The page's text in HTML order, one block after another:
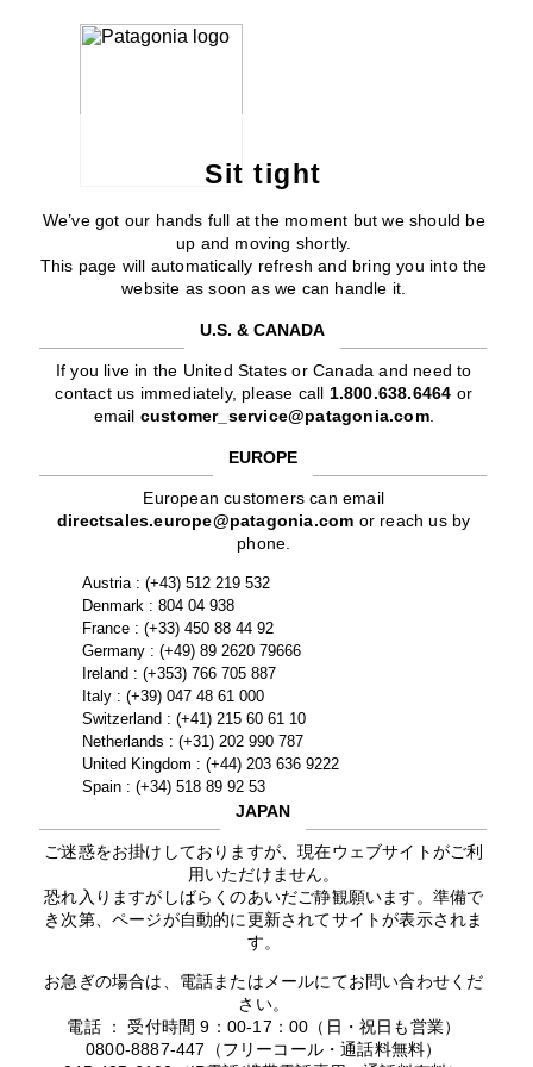
Sit tight
We’ve got our hands full at the moment but we should be
up and moving shortly.
This page will automatically refresh and bring you into the
website as soon as we can handle it.
U.S. & CANADA
If you live in the United States or Canada and need to
contact us immediately, please call 1.800.638.6464 or
email customer_service@patagonia.com.
EUROPE
European customers can email
directsales.europe@patagonia.com or reach us by
phone.
Austria : (+43) 512 219 532
Denmark : 804 04 938
France : (+33) 450 88 44 92
Germany : (+49) 89 2620 79666
Ireland : (+353) 766 705 887
Italy : (+39) 047 48 61 000
Switzerland : (+41) 215 60 61 10
Netherlands : (+31) 202 990 787
United Kingdom : (+44) 203 636 9222
Spain : (+34) 518 89 92 53
JAPAN
ご迷惑をお掛けしておりますが、現在ウェブサイトがご利
用いただけません。
恐れ入りますがしばらくのあいだご静観願います。準備で
き次第、ページが自動的に更新されてサイトが表示されま
す。
お急ぎの場合は、電話またはメールにてお問い合わせくだ
さい。
電話 ： 受付時間 9：00-17：00（日・祝日も営業）
0800-8887-447（フリーコール・通話料無料）